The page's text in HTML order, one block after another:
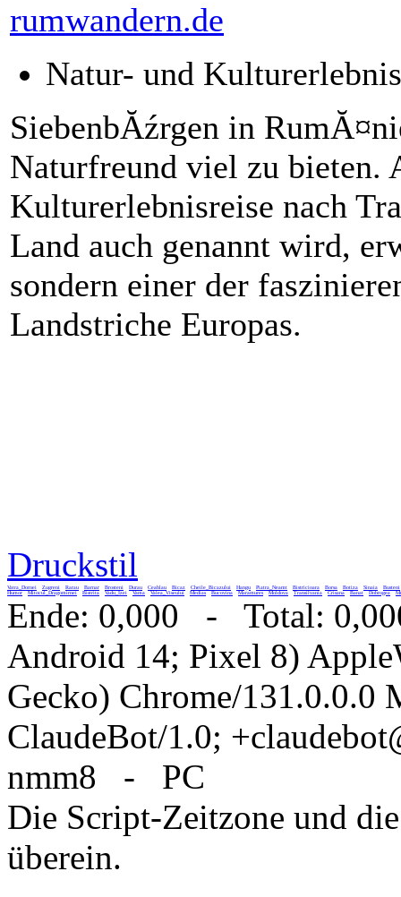
rumwandern.de
Natur- und
SiebenbĂźrgen in
Naturfreund viel zu bieten.
Kulturerlebnisreise nach
Land auch genannt wird,
sondern einer der
Landstriche Europas.
Druckstil
Vatra_Dornei Zugreni Rarau Barnar Brosteni Durau Ceahlau Bicaz Cheile_Bicazului Hangu Piatra_Neamt Bistricioara Borsa Botiza Sinaia
Busteni
Humor
Mitocul_Dragomirnei Bistrita Vadu_Izei Vama Valea_Viseului Medias Bucovina Maramures Moldova Transilvania Crisana Banat Dobrogea
Ende: 0,000 - Total:
Android 14; Pixel 8)
Gecko) Chrome/131.0.0.0
ClaudeBot/1.0;
nmm8 - PC
Die Script-Zeitzone und
überein.